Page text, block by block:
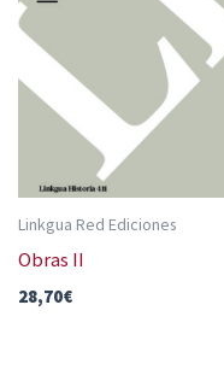
Linkgua Red Ediciones
Obras II
28,70€